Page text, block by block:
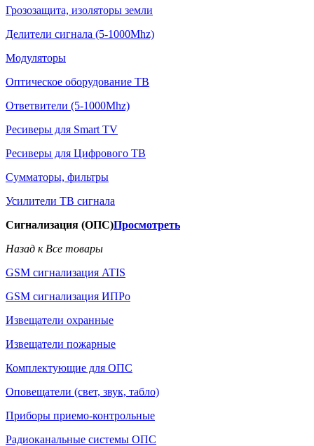
Грозозащита, изоляторы земли
Делители сигнала (5-1000Mhz)
Модуляторы
Оптическое оборудование ТВ
Ответвители (5-1000Mhz)
Ресиверы для Smart TV
Ресиверы для Цифрового ТВ
Сумматоры, фильтры
Усилители ТВ сигнала
Сигнализация (ОПС)Просмотреть
Назад к Все товары
GSM сигнализация ATIS
GSM сигнализация ИПРо
Извещатели охранные
Извещатели пожарные
Комплектующие для ОПС
Оповещатели (свет, звук, табло)
Приборы приемо-контрольные
Радиоканальные системы ОПС